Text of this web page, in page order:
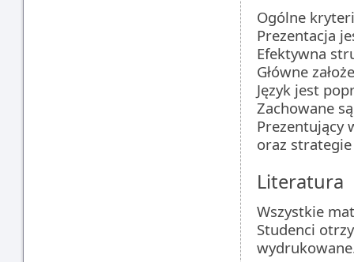
Ogólne
Prezentacja
Efektywna
Główne
Język jest
Zachowane
Prezentujący
oraz
Literatura
Wszystkie
Studenci